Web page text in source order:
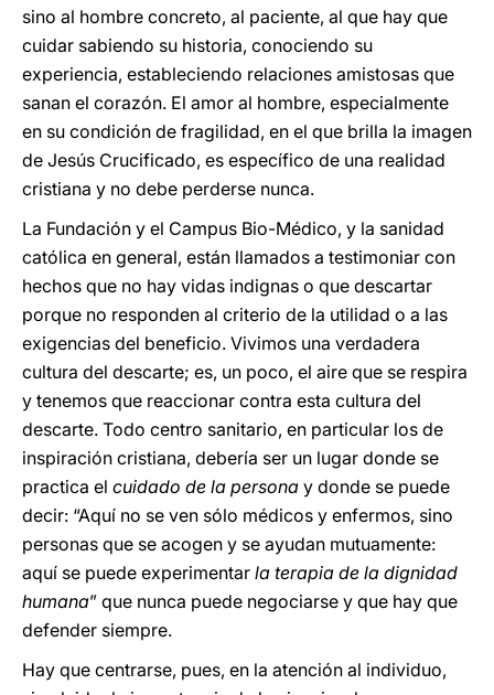
sino al hombre concreto, al paciente, al que hay que
cuidar sabiendo su historia, conociendo su
experiencia, estableciendo relaciones amistosas que
sanan el corazón. El amor al hombre, especialmente
en su condición de fragilidad, en el que brilla la imagen
de Jesús Crucificado, es específico de una realidad
cristiana y no debe perderse nunca.
La Fundación y el Campus Bio-Médico, y la sanidad
católica en general, están llamados a testimoniar con
hechos que no hay vidas indignas o que descartar
porque no responden al criterio de la utilidad o a las
exigencias del beneficio. Vivimos una verdadera
cultura del descarte; es, un poco, el aire que se respira
y tenemos que reaccionar contra esta cultura del
descarte. Todo centro sanitario, en particular los de
inspiración cristiana, debería ser un lugar donde se
practica el cuidado de la persona y donde se puede
decir: “Aquí no se ven sólo médicos y enfermos, sino
personas que se acogen y se ayudan mutuamente:
aquí se puede experimentar la terapia de la dignidad
humana” que nunca puede negociarse y que hay que
defender siempre.
Hay que centrarse, pues, en la atención al individuo,